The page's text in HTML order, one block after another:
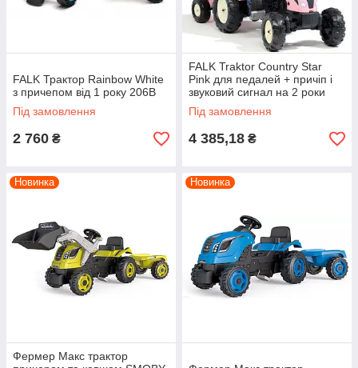
FALK Трактор Rainbow White
з причепом від 1 року 206B
Під замовлення
2 760 ₴
FALK Traktor Country Star
Pink для педалей + причіп і
звуковий сигнал на 2 роки
2056L
Під замовлення
4 385,18 ₴
Новинка
Фермер Макс трактор
Новинка